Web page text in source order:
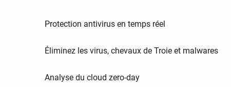
Protection antivirus en temps réel
Éliminez les virus, chevaux de Troie et malwares
Analyse du cloud zero-day